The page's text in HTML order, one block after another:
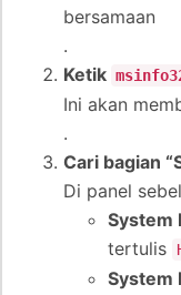
bersamaan
.
Ketik
Ini akan
.
Cari bagian
Di panel
System
tertulis
System